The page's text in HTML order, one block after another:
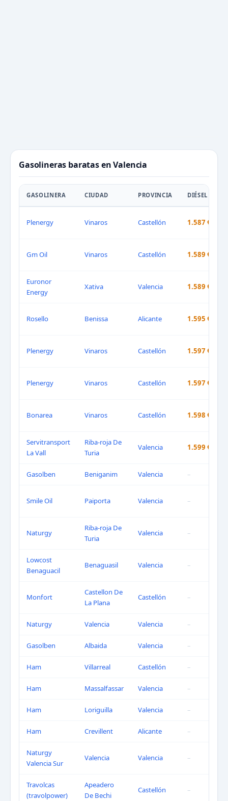
Gasolineras baratas en Valencia
GASOLINERA CIUDAD PROVINCIA DIÉSEL
Plenergy Vinaros Castellón 1.587 €
Gm Oil Vinaros Castellón 1.589 €
Euronor
Energy
Xativa Valencia 1.589 €
Rosello Benissa Alicante 1.595 €
Plenergy Vinaros Castellón 1.597 €
Plenergy Vinaros Castellón 1.597 €
Bonarea Vinaros Castellón 1.598 €
Servitransport
La Vall
Riba-roja De
Turia
Valencia 1.599 €
Gasolben Beniganim Valencia –
Smile Oil Paiporta Valencia –
Naturgy
Riba-roja De
Turia
Valencia –
Lowcost
Benaguacil
Benaguasil Valencia –
Monfort
Castellon De
La Plana
Castellón –
Naturgy Valencia Valencia –
Gasolben Albaida Valencia –
Ham Villarreal Castellón –
Ham Massalfassar Valencia –
Ham Loriguilla Valencia –
Ham Crevillent Alicante –
Naturgy
Valencia Sur
Valencia Valencia –
Travolcas
(travolpower)
Apeadero
De Bechi
Castellón –